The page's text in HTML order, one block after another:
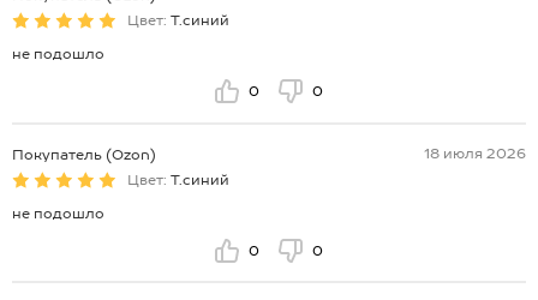
Цвет: Т.синий
не подошло
0 0
Покупатель (Ozon)
18 июля 2026
Цвет: Т.синий
не подошло
0 0